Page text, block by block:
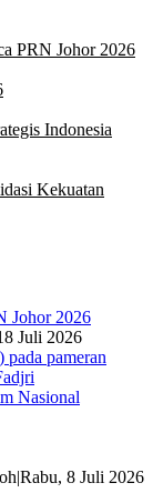
PRN Johor 2026
Indonesia
Kekuatan
Johor 2026
Juli 2026
Nasional
|Rabu, 8 Juli 2026